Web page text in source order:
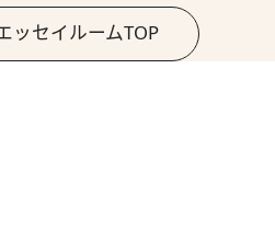
ッセイルームTOP